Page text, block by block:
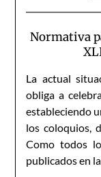
Normativa
La actual
obliga a
estableciendo
los coloquios,
Como todos
publicados en